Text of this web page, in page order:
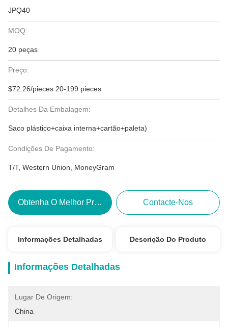
JPQ40
MOQ:
20 peças
Preço:
$72.26/pieces 20-199 pieces
Detalhes Da Embalagem:
Saco plástico+caixa interna+cartão+paleta)
Condições De Pagamento:
T/T, Western Union, MoneyGram
Obtenha O Melhor Preço Contacte-Nos
Informações Detalhadas Descrição Do Produto
Informações Detalhadas
Lugar De Origem:
China